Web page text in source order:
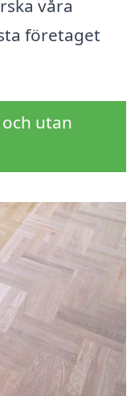
våra
företaget
utan